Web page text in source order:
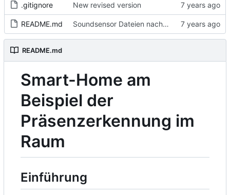
.gitignore New revised version
README.md Soundsensor Dateien nach arduino verschoben
README.md
Smart-Home am
Beispiel der
Präsenzerkennung im
Raum
Einführung